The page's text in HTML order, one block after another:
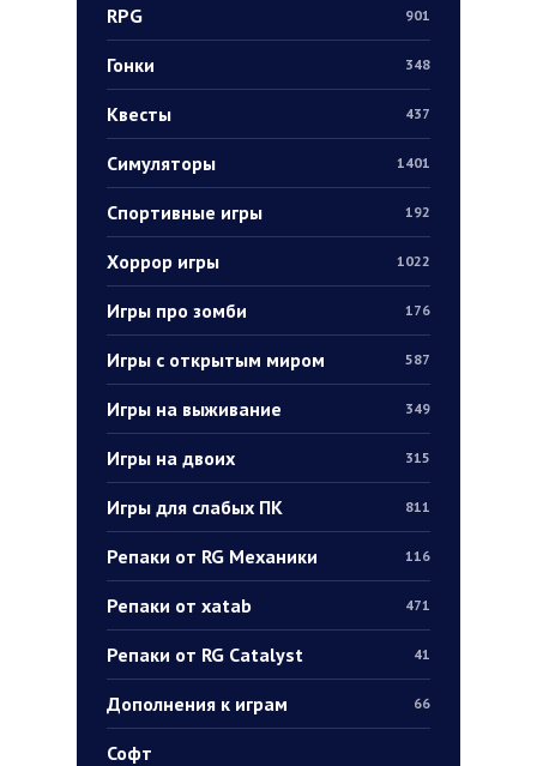
RPG 901
Гонки 348
Квесты 437
Симуляторы 1401
Спортивные игры 192
Хоррор игры 1022
Игры про зомби 176
Игры с открытым миром 587
Игры на выживание 349
Игры на двоих 315
Игры для слабых ПК 811
Репаки от RG Механики 116
Репаки от xatab 471
Репаки от RG Catalyst 41
Дополнения к играм 66
Софт